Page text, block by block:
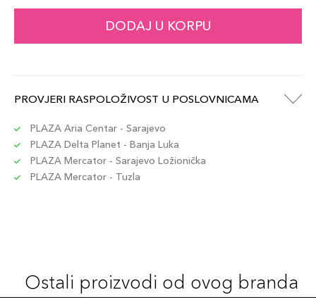
DODAJ U KORPU
PROVJERI RASPOLOŽIVOST U POSLOVNICAMA
PLAZA Aria Centar - Sarajevo
PLAZA Delta Planet - Banja Luka
PLAZA Mercator - Sarajevo Ložionička
PLAZA Mercator - Tuzla
Ostali proizvodi od ovog branda